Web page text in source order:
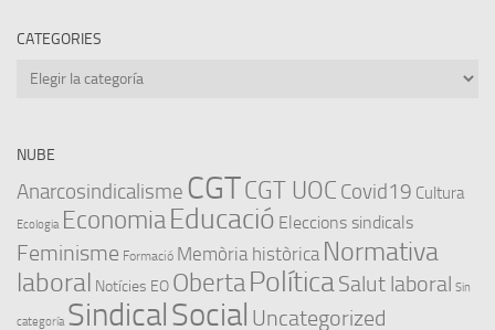
CATEGORIES
Categories
NUBE
Anarcosindicalisme CGTCGT UOC Covid19 Cultura
Ecologia EconomiaEducació Eleccions sindicals
Feminisme Formació Memòria històrica Normativa
laboral Notícies EO ObertaPolíticaSalut laboral Sin
categoría SindicalSocial Uncategorized